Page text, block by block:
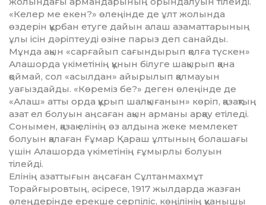
«Келер ме екен?» өлеңінде де ұлт жолында
өздерін құрбан етуге дайын алаш аза­мат­тарының
ұлы ісін дәріптеуді өзіне парыз деп санайды.
Мұнда ақын «сарғайып сағын­дырып қолға түскен»
Алашорда үкіметінің құнын білуге шақырып қана
қоймай, сол «асылдан» айырылып қалмауын
уағыздайды. «Көреміз бе?» деген өлеңінде де
«Алаш» атты орда құрып шалқығанын» көріп, қазақтың
азат ел болуын аңсаған ақын арманы арқау етіледі.
Сонымен, қазақ елінің өз алдына же­ке мемлекет
болуын қалаған Ғұмар Қараш ұлтының болашағы
үшін Алашорда үкіметінің ғұмырлы болуын
тілейді.
Елінің азаттығын аңсаған Сұлтанмахмұт
Торайғыровтың, әсіресе, 1917 жылдарда жаз­ған
өлеңдерінде ерекше серпіліс, көңілінің қуа­нышы